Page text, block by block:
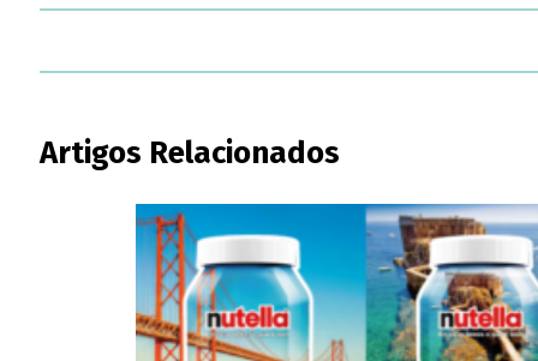
Artigos Relacionados